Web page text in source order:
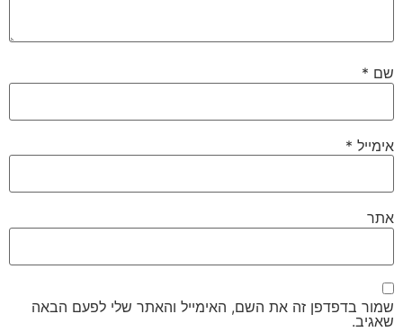
שם *
אימייל *
אתר
שמור בדפדפן זה את השם, האימייל והאתר שלי לפעם הבאה
שאגיב.